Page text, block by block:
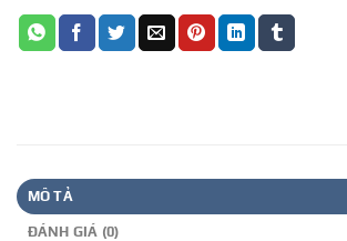
MÔ TẢ
ĐÁNH GIÁ (0)